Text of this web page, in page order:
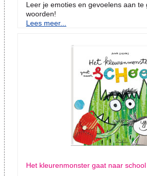
Leer je emoties en gevoelens aan te
woorden!
Lees meer...
Het kleurenmonster gaat naar school